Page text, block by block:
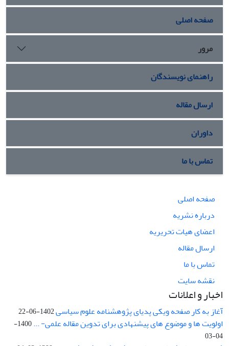
صفحه اصلی
مرور
راهنمای نویسندگان
ارسال مقاله
داوران
تماس با ما
صفحه اصلی
درباره نشریه
اعضای هیات تحریریه
ارسال مقاله
تماس با ما
نقشه سایت
اخبار و اعلانات
آغاز به کار صفحه ویکی پدیای پژوهشنامه علوم سیاسی1402-06-22
اولویت ها و موضوع های پیشنهادی برای تدوین مقاله علمی- ...
1400-
04-03